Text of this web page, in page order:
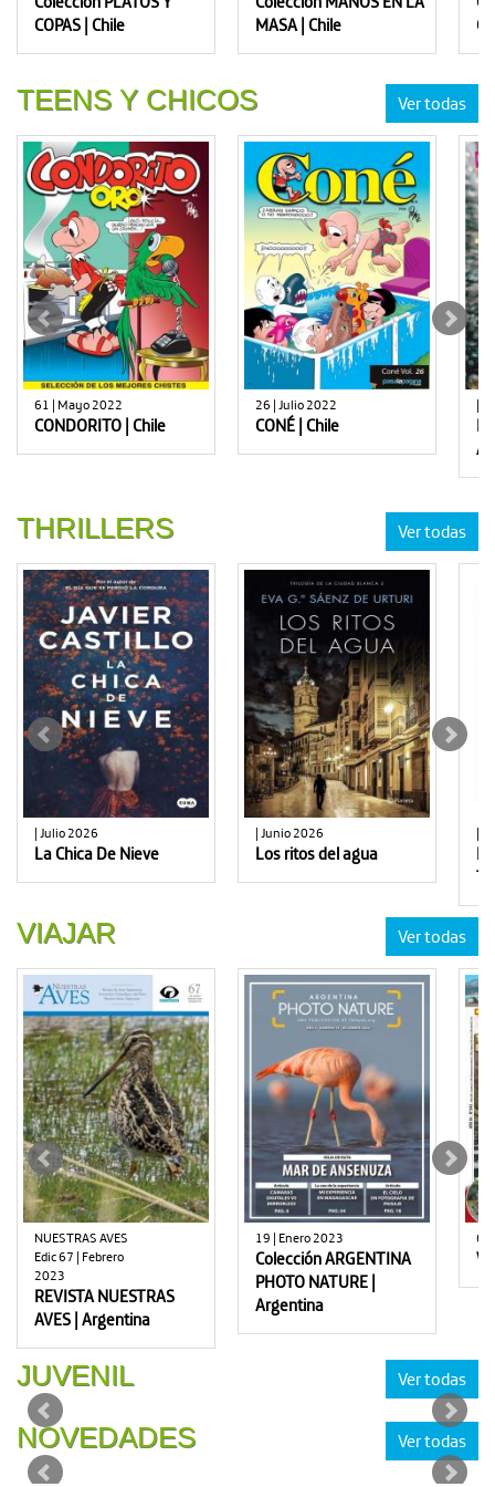
COPAS | Chile
MASA | Chile
Ver todas
TEENS Y CHICOS
61 | Mayo 2022
CONDORITO | Chile
26 | Julio 2022
CONÉ | Chile
|
Ver todas
THRILLERS
| Julio 2026
La Chica De Nieve
| Junio 2026
Los ritos del agua
|
Ver todas
VIAJAR
NUESTRAS AVES
Edic 67 | Febrero
2023
REVISTA NUESTRAS
AVES | Argentina
19 | Enero 2023
Colección ARGENTINA
PHOTO NATURE |
Argentina
Ver todas
JUVENIL
Ver todas
NOVEDADES